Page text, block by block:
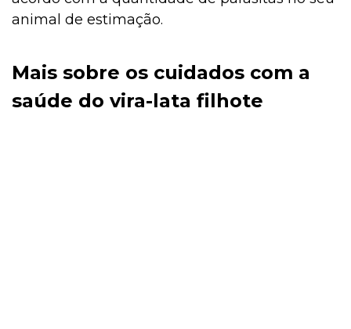
animal de estimação.
Mais sobre os cuidados com a
saúde do vira-lata filhote